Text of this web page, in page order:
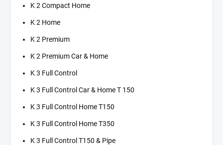
K 2 Compact Home
K 2 Home
K 2 Premium
K 2 Premium Car & Home
K 3 Full Control
K 3 Full Control Car & Home T 150
K 3 Full Control Home T150
K 3 Full Control Home T350
K 3 Full Control T150 & Pipe